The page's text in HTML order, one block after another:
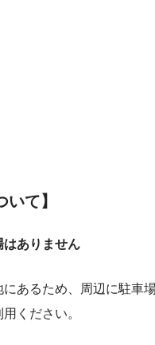
いて】
はありません
あるため、周辺に駐車
ください。